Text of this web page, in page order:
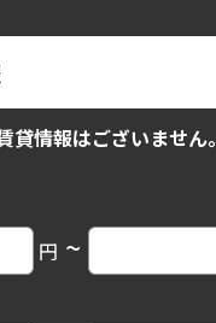
貸情報はございません。
円 ~